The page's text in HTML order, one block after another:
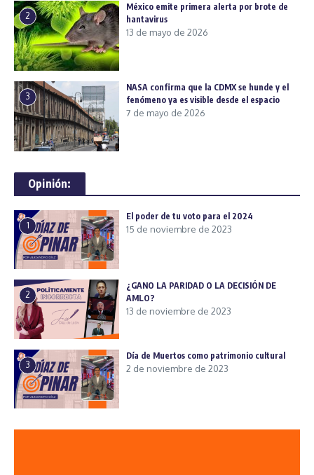
2
México emite primera alerta por brote de
hantavirus
13 de mayo de 2026
3
NASA confirma que la CDMX se hunde y el
fenómeno ya es visible desde el espacio
7 de mayo de 2026
Opinión:
1
El poder de tu voto para el 2024
15 de noviembre de 2023
2
¿GANO LA PARIDAD O LA DECISIÓN DE
AMLO?
13 de noviembre de 2023
3
Día de Muertos como patrimonio cultural
2 de noviembre de 2023